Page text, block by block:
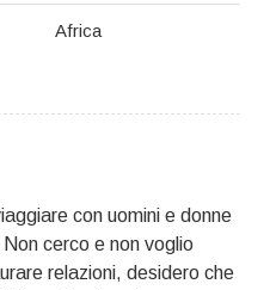
Africa
con uomini e donne
cerco e non voglio
relazioni, desidero che